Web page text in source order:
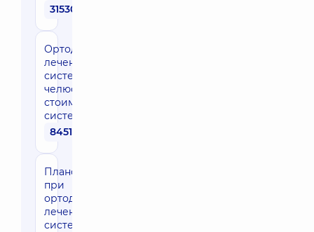
31530 грн
Ортодонтическое
лечение брекет-
системой (две
челюсти, без
стоимости
системы)
84510 грн
Плановый визит
при
ортодонтическом
лечении брекет-
системой